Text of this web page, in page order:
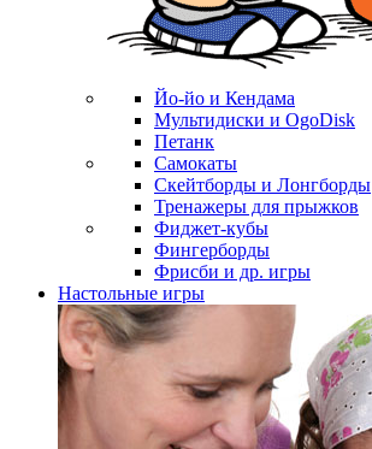
Йо-йо и Кендама
Мультидиски и OgoDisk
Петанк
Самокаты
Скейтборды и Лонгборды
Тренажеры для прыжков
Фиджет-кубы
Фингерборды
Фрисби и др. игры
Настольные игры